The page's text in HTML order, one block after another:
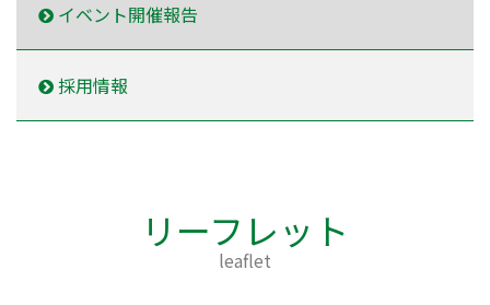
イベント開催報告
採用情報
リーフレット
leaflet